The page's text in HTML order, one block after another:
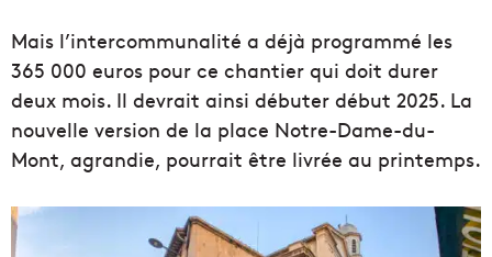
Mais l’intercommunalité a déjà programmé les
365 000 euros pour ce chantier qui doit durer
deux mois. Il devrait ainsi débuter début 2025. La
nouvelle version de la place Notre-Dame-du-
Mont, agrandie, pourrait être livrée au printemps.